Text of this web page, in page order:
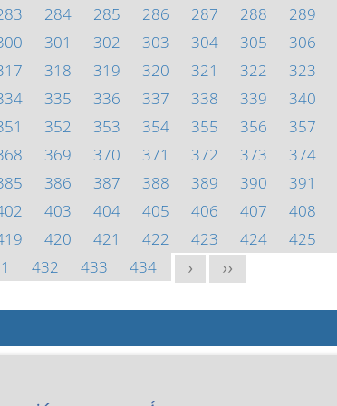
284 285 286 287 288 289
301 302 303 304 305 306
318 319 320 321 322 323
335 336 337 338 339 340
352 353 354 355 356 357
369 370 371 372 373 374
386 387 388 389 390 391
403 404 405 406 407 408
420 421 422 423 424 425
432 433 434 > >>